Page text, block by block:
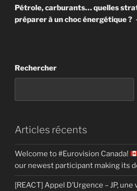
suivant
Pétrole, carburants… quelles
préparer à un choc énergétique ?
Rechercher
Articles récents
Welcome to #Eurovision Canada!
our newest participant making its
[REACT] Appel D’Urgence – JP,